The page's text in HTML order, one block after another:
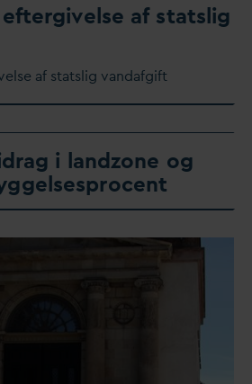
af statslig
af statslig vandafgift
i landzone og